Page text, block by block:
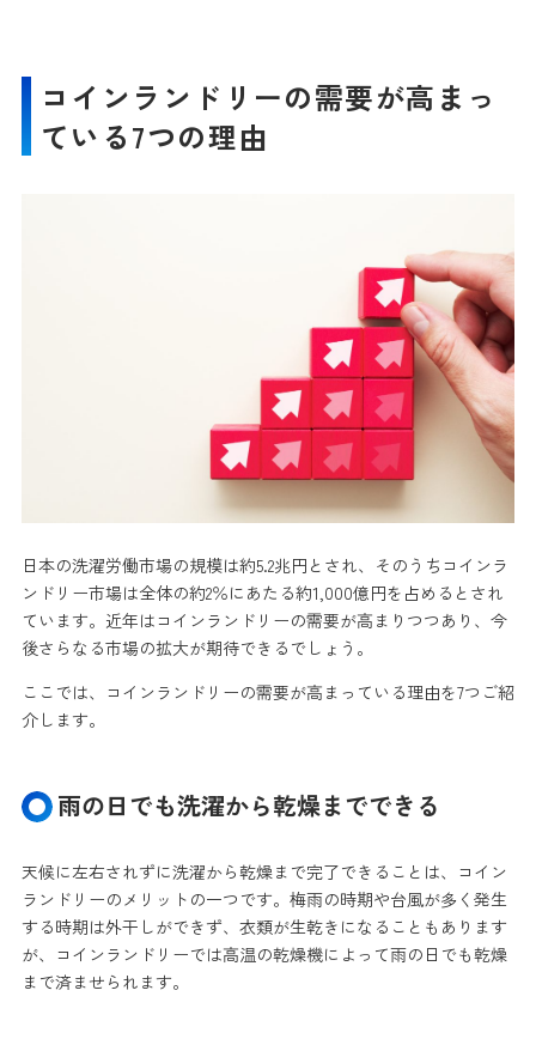
コインランドリーの需要が高まっ
ている7つの理由
日本の洗濯労働市場の規模は約5.2兆円とされ、そのうちコインラ
ンドリー市場は全体の約2％にあたる約1,000億円を占めるとされ
ています。近年はコインランドリーの需要が高まりつつあり、今
後さらなる市場の拡大が期待できるでしょう。
ここでは、コインランドリーの需要が高まっている理由を7つご紹
介します。
雨の日でも洗濯から乾燥までできる
天候に左右されずに洗濯から乾燥まで完了できることは、コイン
ランドリーのメリットの一つです。梅雨の時期や台風が多く発生
する時期は外干しができず、衣類が生乾きになることもあります
が、コインランドリーでは高温の乾燥機によって雨の日でも乾燥
まで済ませられます。